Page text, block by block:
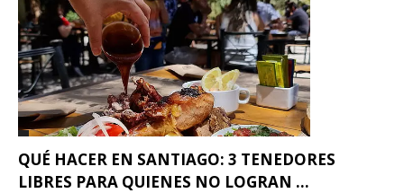
QUÉ HACER EN SANTIAGO: 3 TENEDORES
LIBRES PARA QUIENES NO LOGRAN ...